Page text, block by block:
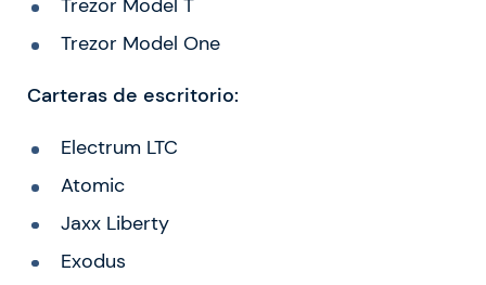
Trezor Model T
Trezor Model One
Carteras de escritorio:
Electrum LTC
Atomic
Jaxx Liberty
Exodus